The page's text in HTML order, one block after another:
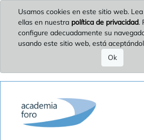
Usamos cookies en este sitio web.
ellas en nuestra política de privacidad.
configure adecuadamente su
usando este sitio web, está
Ok